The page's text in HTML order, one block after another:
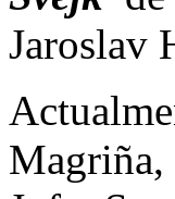
Jaroslav
Magriña,